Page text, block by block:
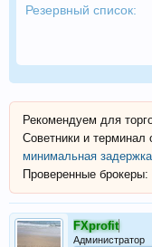
Резервный список:
Рекомендуем для
Советники и терминал
минимальная
Проверенные брокеры:
FXprofit
Администратор